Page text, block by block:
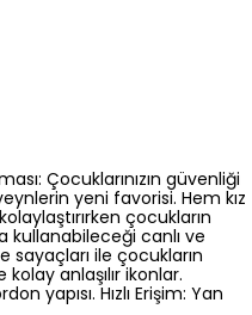
Çocuklarınızın güvenliği
yeni favorisi. Hem kız
çocukların
kullanabileceği canlı ve
sayaçları ile çocukların
anlaşılır ikonlar.
yapısı. Hızlı Erişim: Yan